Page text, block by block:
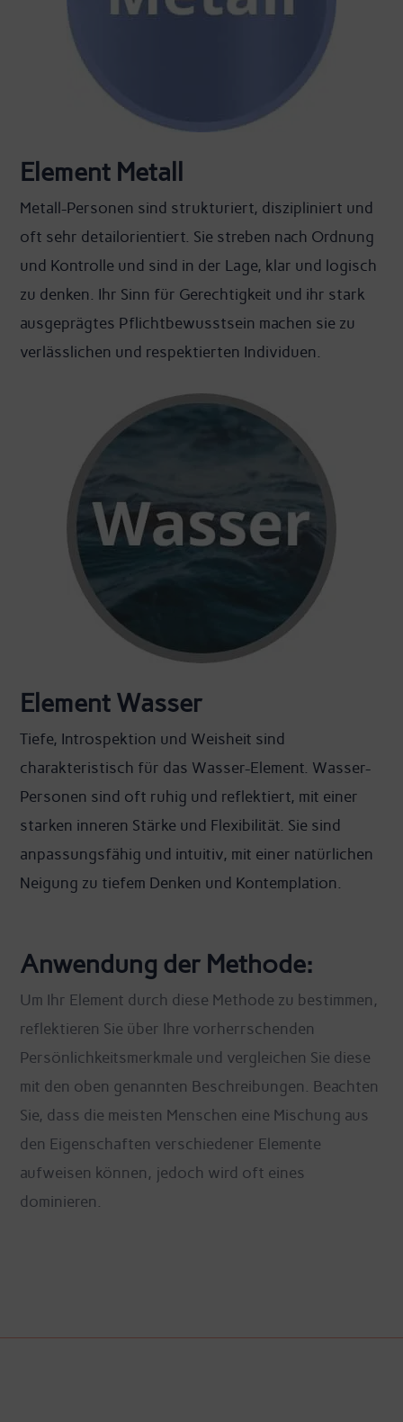
Element Metall
Metall-Personen sind strukturiert, diszipliniert und
oft sehr detailorientiert. Sie streben nach Ordnung
und Kontrolle und sind in der Lage, klar und logisch
zu denken. Ihr Sinn für Gerechtigkeit und ihr stark
ausgeprägtes Pflichtbewusstsein machen sie zu
verlässlichen und respektierten Individuen.
Element Wasser
Tiefe, Introspektion und Weisheit sind
charakteristisch für das Wasser-Element. Wasser-
Personen sind oft ruhig und reflektiert, mit einer
starken inneren Stärke und Flexibilität. Sie sind
anpassungsfähig und intuitiv, mit einer natürlichen
Neigung zu tiefem Denken und Kontemplation.
Anwendung der Methode:
Um Ihr Element durch diese Methode zu bestimmen,
reflektieren Sie über Ihre vorherrschenden
Persönlichkeitsmerkmale und vergleichen Sie diese
mit den oben genannten Beschreibungen. Beachten
Sie, dass die meisten Menschen eine Mischung aus
den Eigenschaften verschiedener Elemente
aufweisen können, jedoch wird oft eines
dominieren.